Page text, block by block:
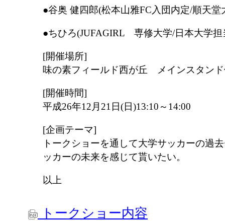
●谷奥 健四郎(松本山雅FC入団内定/順天堂
●ちひろ(JUFAGIRL 専修大学/日本大学担
[開催場所]
味の素フィールド西が丘 メインスタン
[開催時間]
平成26年12月21日(日)13:10～14:00
[企画テーマ]
トークショーを通して大学サッカーの過
ッカーの未来を感じて貰いたい。
以上
トークショー内容